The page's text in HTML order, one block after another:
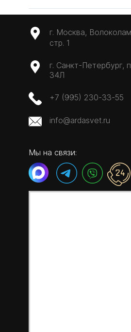
г. Москва,
стр. 1
г. Санкт-Петербург,
34Л
+7 (995) 230-33-55
info@ardasvet.ru
Мы на связи: